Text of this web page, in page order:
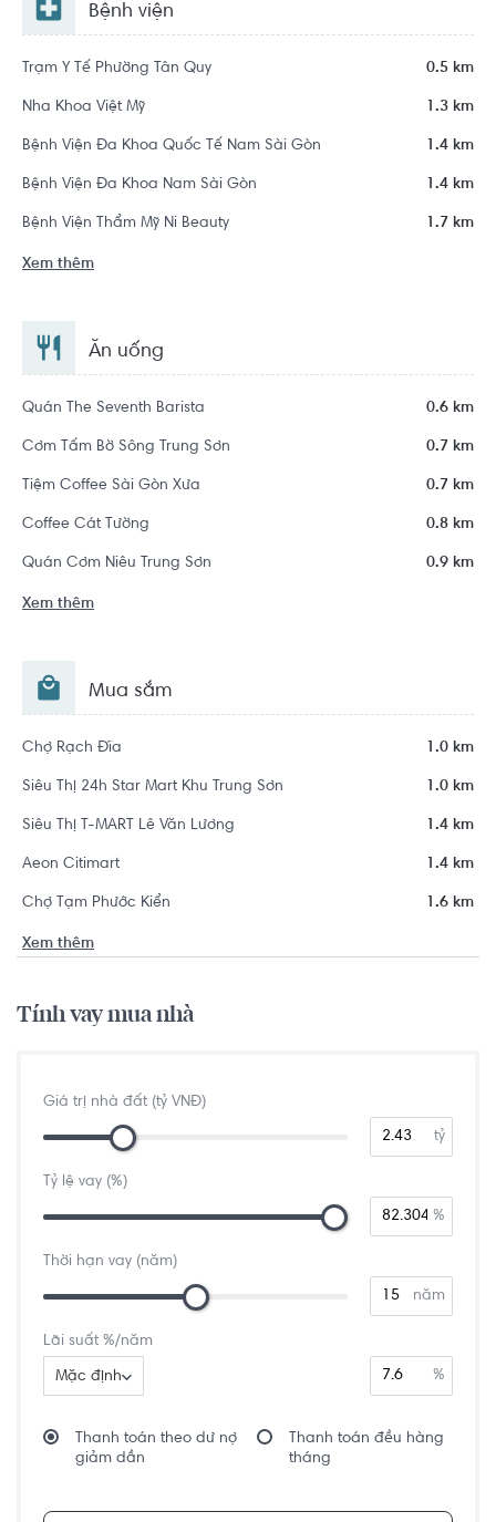
Bệnh viện
Trạm Y Tế Phường Tân Quy 0.5 km
Nha Khoa Việt Mỹ 1.3 km
Bệnh Viện Đa Khoa Quốc Tế Nam Sài Gòn 1.4 km
Bệnh Viện Đa Khoa Nam Sài Gòn 1.4 km
Bệnh Viện Thẩm Mỹ Ni Beauty 1.7 km
Xem thêm
Ăn uống
Quán The Seventh Barista 0.6 km
Cơm Tấm Bờ Sông Trung Sơn 0.7 km
Tiệm Coffee Sài Gòn Xưa 0.7 km
Coffee Cát Tường 0.8 km
Quán Cơm Niêu Trung Sơn 0.9 km
Xem thêm
Mua sắm
Chợ Rạch Đĩa 1.0 km
Siêu Thị 24h Star Mart Khu Trung Sơn 1.0 km
Siêu Thị T-MART Lê Văn Lương 1.4 km
Aeon Citimart 1.4 km
Chợ Tạm Phước Kiển 1.6 km
Xem thêm
Tính vay mua nhà
Giá trị nhà đất (tỷ VNĐ)
tỷ
Tỷ lệ vay (%)
%
Thời hạn vay (năm)
năm
Lãi suất %/năm
Mặc định %
Thanh toán theo dư nợ
giảm dần
Thanh toán đều hàng
tháng